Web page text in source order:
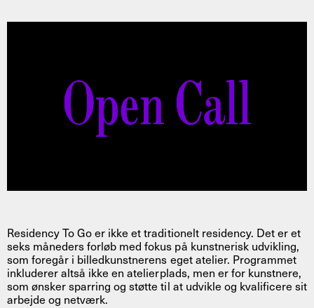
Residency To Go er ikke et traditionelt residency. Det er et
seks måneders forløb med fokus på kunstnerisk udvikling,
som foregår i billedkunstnerens eget atelier. Programmet
inkluderer altså ikke en atelierplads, men er for kunstnere,
som ønsker sparring og støtte til at udvikle og kvalificere sit
arbejde og netværk.